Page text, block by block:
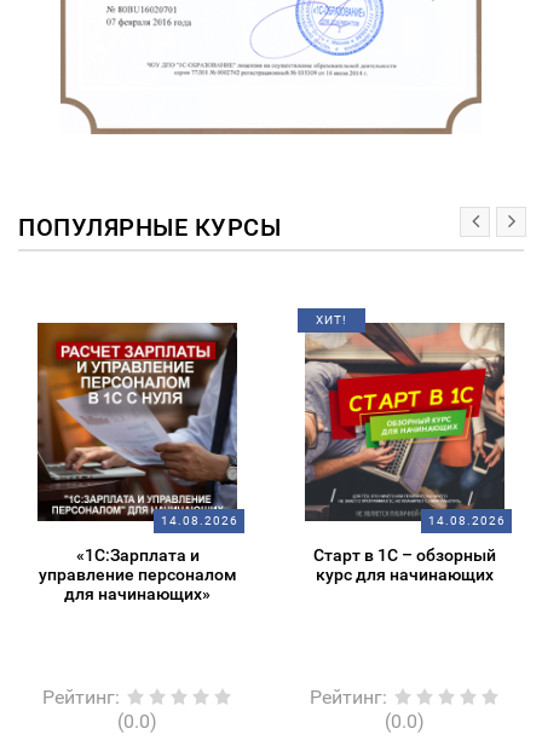
ПОПУЛЯРНЫЕ КУРСЫ
14.08.2026
«1С:Зарплата и
управление персоналом
для начинающих»
Рейтинг:
(0.0)
ХИТ!
14.08.2026
Старт в 1С – обзорный
курс для начинающих
Рейтинг:
(0.0)